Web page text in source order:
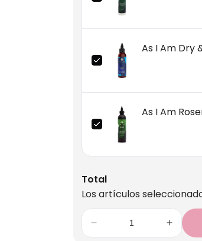
As I Am Dry
As I Am
Total
Los artículos